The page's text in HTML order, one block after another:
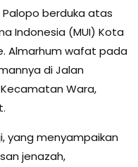
berduka atas
Indonesia (MUI) Kota
Almarhum wafat pada
di Jalan
Wara,
yang menyampaikan
jenazah,